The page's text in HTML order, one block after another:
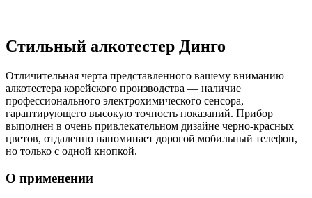
Стильный алкотестер Динго
Отличительная черта представленного вашему вниманию
алкотестера корейского производства — наличие
профессионального электрохимического сенсора,
гарантирующего высокую точность показаний. Прибор
выполнен в очень привлекательном дизайне черно-красных
цветов, отдаленно напоминает дорогой мобильный телефон,
но только с одной кнопкой.
О применении